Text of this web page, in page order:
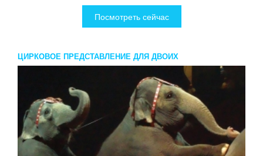
Посмотреть сейчас
ЦИРКОВОЕ ПРЕДСТАВЛЕНИЕ ДЛЯ ДВОИХ